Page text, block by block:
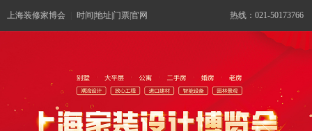
上海装修家博会 时间|地址|门票|官网 热线：021-50173766